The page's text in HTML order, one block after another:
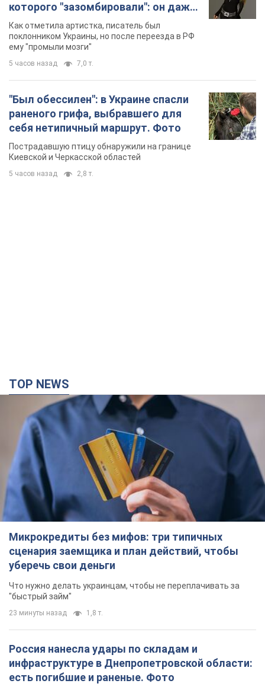
которого "зазомбировали": он даже
русского не знал, а теперь хочет
геноцида украинцев
Как отметила артистка, писатель был
поклонником Украины, но после переезда в РФ
ему "промыли мозги"
5 часов назад 7,0 т.
"Был обессилен": в Украине спасли
раненого грифа, выбравшего для
себя нетипичный маршрут. Фото
Пострадавшую птицу обнаружили на границе
Киевской и Черкасской областей
5 часов назад 2,8 т.
TOP NEWS
Микрокредиты без мифов: три типичных
сценария заемщика и план действий, чтобы
уберечь свои деньги
Что нужно делать украинцам, чтобы не переплачивать за
"быстрый займ"
23 минуты назад 1,8 т.
Россия нанесла удары по складам и
инфраструктуре в Днепропетровской области:
есть погибшие и раненые. Фото